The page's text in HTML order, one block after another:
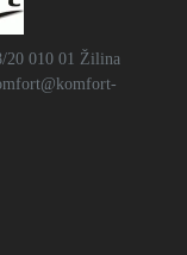
20 010 01 Žilina